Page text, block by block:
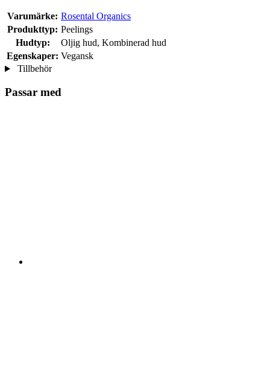
Varumärke: Rosental Organics
Produkttyp: Peelings
Hudtyp:
Oljig hud, Kombinerad hud
Egenskaper: Vegansk
Tillbehör
Passar med